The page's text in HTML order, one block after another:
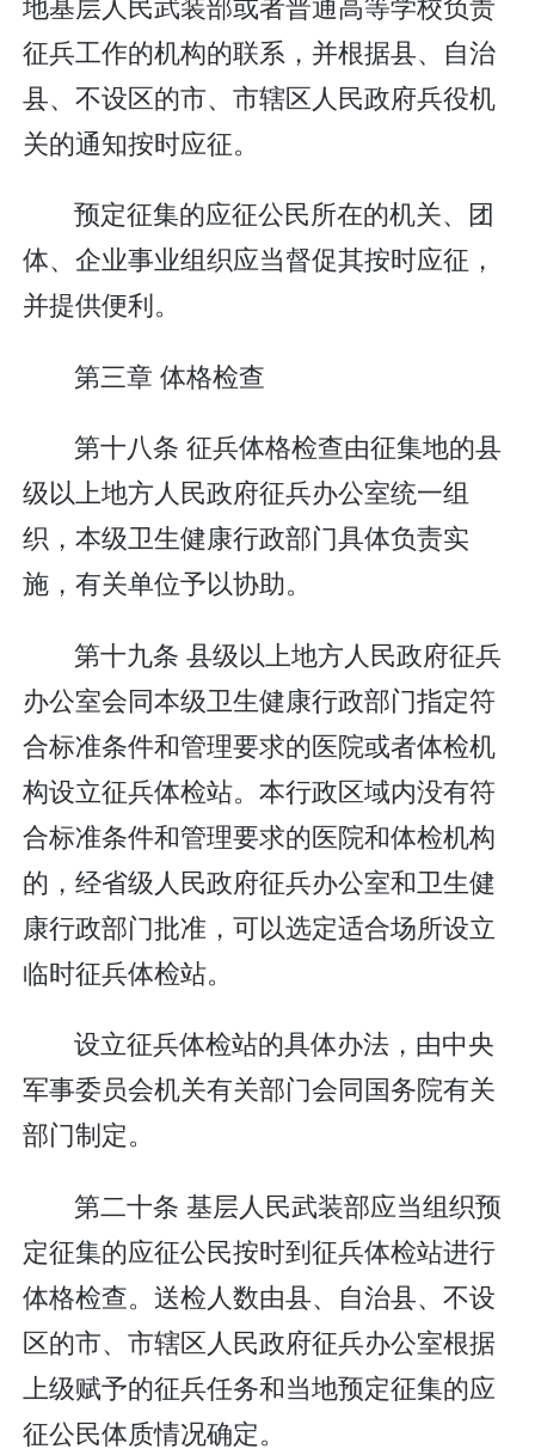
征兵工作的机构的联系，并根据县、自治
县、不设区的市、市辖区人民政府兵役机
关的通知按时应征。
预定征集的应征公民所在的机关、团
体、企业事业组织应当督促其按时应征，
并提供便利。
第三章 体格检查
第十八条 征兵体格检查由征集地的县
级以上地方人民政府征兵办公室统一组
织，本级卫生健康行政部门具体负责实
施，有关单位予以协助。
第十九条 县级以上地方人民政府征兵
办公室会同本级卫生健康行政部门指定符
合标准条件和管理要求的医院或者体检机
构设立征兵体检站。本行政区域内没有符
合标准条件和管理要求的医院和体检机构
的，经省级人民政府征兵办公室和卫生健
康行政部门批准，可以选定适合场所设立
临时征兵体检站。
设立征兵体检站的具体办法，由中央
军事委员会机关有关部门会同国务院有关
部门制定。
第二十条 基层人民武装部应当组织预
定征集的应征公民按时到征兵体检站进行
体格检查。送检人数由县、自治县、不设
区的市、市辖区人民政府征兵办公室根据
上级赋予的征兵任务和当地预定征集的应
征公民体质情况确定。